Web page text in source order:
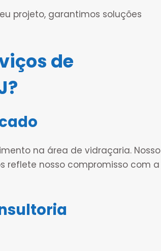
projeto, garantimos soluções
de
na área de vidraçaria. Nosso
reflete nosso compromisso com a